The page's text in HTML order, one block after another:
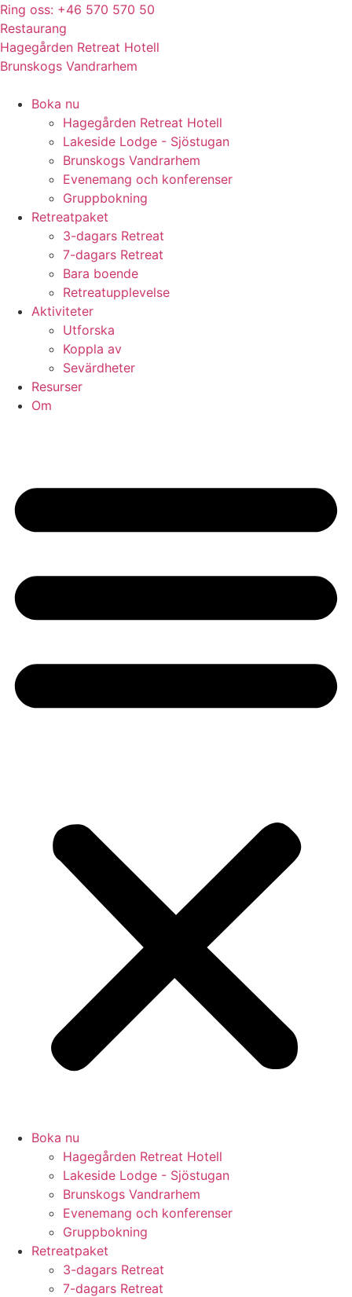
Hoppa
till
innehåll
Ring oss: +46 570 570 50
Restaurang
Hagegården Retreat Hotell
Brunskogs Vandrarhem
Boka nu
Hagegården Retreat Hotell
Lakeside Lodge - Sjöstugan
Brunskogs Vandrarhem
Evenemang och konferenser
Gruppbokning
Retreatpaket
3-dagars Retreat
7-dagars Retreat
Bara boende
Retreatupplevelse
Aktiviteter
Utforska
Koppla av
Sevärdheter
Resurser
Om
Boka nu
Hagegården Retreat Hotell
Lakeside Lodge - Sjöstugan
Brunskogs Vandrarhem
Evenemang och konferenser
Gruppbokning
Retreatpaket
3-dagars Retreat
7-dagars Retreat